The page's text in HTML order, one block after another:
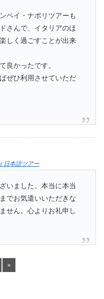
ペイ・ナポリツアーも
さんで、イタリアのほ
しく過ごすことが出来
良かったです。
ぜひ利用させていただ
日本語ツアー
いました。本当に本当
でお気遣いいただきな
せん。心よりお礼申し
»